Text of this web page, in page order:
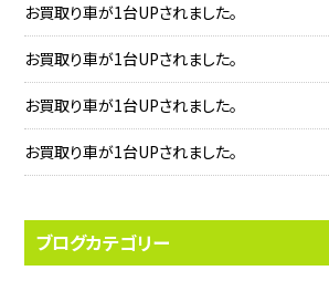
お買取り車が1台UPされました。
お買取り車が1台UPされました。
お買取り車が1台UPされました。
お買取り車が1台UPされました。
ブログカテゴリー